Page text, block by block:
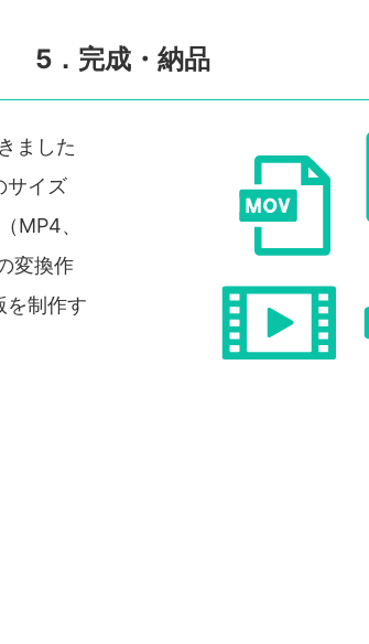
5．完成・納品
ました
サイズ
MP4、
変換作
を制作す